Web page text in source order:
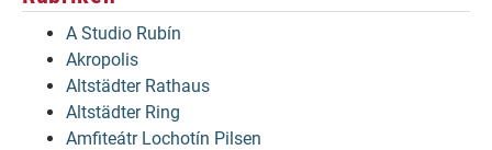
A Studio Rubín
Akropolis
Altstädter Rathaus
Altstädter Ring
Amfiteátr Lochotín Pilsen